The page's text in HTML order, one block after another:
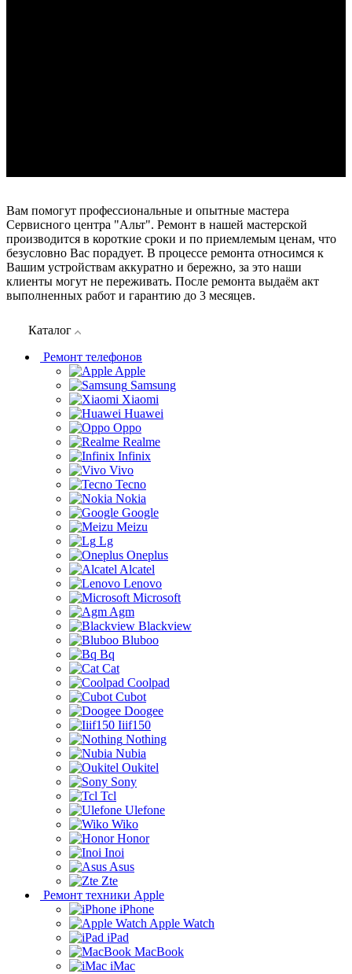
Вам помогут профессиональные и опытные мастера
Сервисного центра "Альт". Ремонт в нашей мастерской
производится в короткие сроки и по приемлемым ценам, что
безусловно Вас порадует. В процессе ремонта относимся к
Вашим устройствам аккуратно и бережно, за это наши
клиенты могут не переживать. После ремонта выдаём акт
выполненных работ и гарантию до 3 месяцев.
Каталог
Ремонт телефонов
Apple
Samsung
Xiaomi
Huawei
Oppo
Realme
Infinix
Vivo
Tecno
Nokia
Google
Meizu
Lg
Oneplus
Alcatel
Lenovo
Microsoft
Agm
Blackview
Bluboo
Bq
Cat
Coolpad
Cubot
Doogee
Iiif150
Nothing
Nubia
Oukitel
Sony
Tcl
Ulefone
Wiko
Honor
Inoi
Asus
Zte
Ремонт техники Apple
iPhone
Apple Watch
iPad
MacBook
iMac